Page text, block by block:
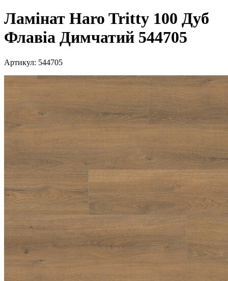
Ламінат Haro Tritty 100 Дуб
Флавіа Димчатий 544705
Артикул: 544705